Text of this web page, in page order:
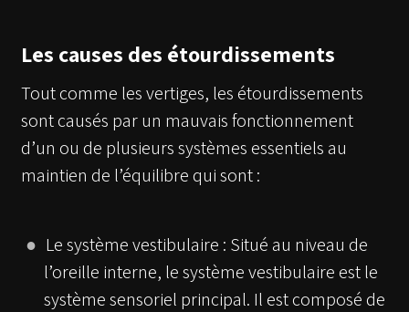
Les causes des étourdissements
Tout comme les vertiges, les étourdissements
sont causés par un mauvais fonctionnement
d’un ou de plusieurs systèmes essentiels au
maintien de l’équilibre qui sont :
Le système vestibulaire : Situé au niveau de
l’oreille interne, le système vestibulaire est le
système sensoriel principal. Il est composé de